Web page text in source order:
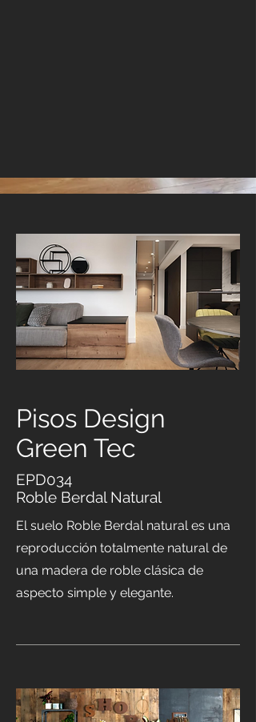
Pisos Design
Green Tec
EPD034
Roble Berdal Natural
El suelo Roble Berdal natural es una
reproducción totalmente natural de
una madera de roble clásica de
aspecto simple y elegante.